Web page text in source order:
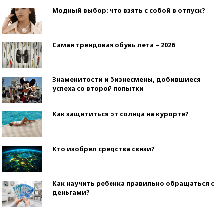
Модный выбор: что взять с собой в отпуск?
Самая трендовая обувь лета – 2026
Знаменитости и бизнесмены, добившиеся
успеха со второй попытки
Как защититься от солнца на курорте?
Кто изобрел средства связи?
Как научить ребенка правильно обращаться с
деньгами?